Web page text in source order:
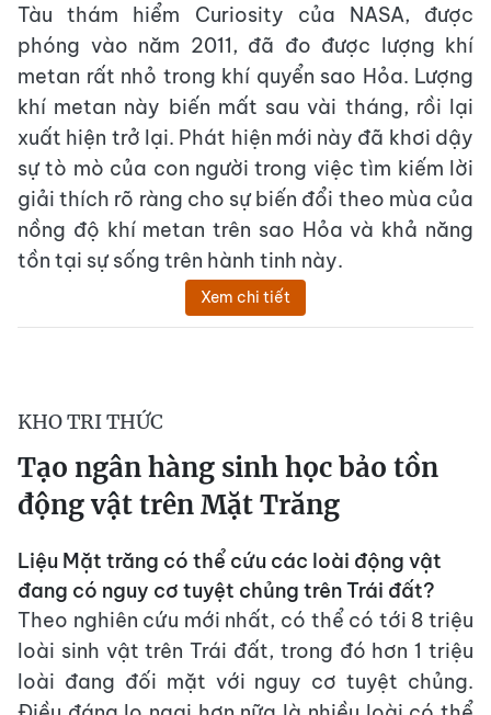
Tàu thám hiểm Curiosity của NASA, được
phóng vào năm 2011, đã đo được lượng khí
metan rất nhỏ trong khí quyển sao Hỏa. Lượng
khí metan này biến mất sau vài tháng, rồi lại
xuất hiện trở lại. Phát hiện mới này đã khơi dậy
sự tò mò của con người trong việc tìm kiếm lời
giải thích rõ ràng cho sự biến đổi theo mùa của
nồng độ khí metan trên sao Hỏa và khả năng
tồn tại sự sống trên hành tinh này.
Xem chi tiết
KHO TRI THỨC
Tạo ngân hàng sinh học bảo tồn
động vật trên Mặt Trăng
Liệu Mặt trăng có thể cứu các loài động vật
đang có nguy cơ tuyệt chủng trên Trái đất?
Theo nghiên cứu mới nhất, có thể có tới 8 triệu
loài sinh vật trên Trái đất, trong đó hơn 1 triệu
loài đang đối mặt với nguy cơ tuyệt chủng.